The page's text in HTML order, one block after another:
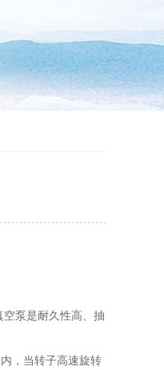
泵是耐久性高、抽
，当转子高速旋转